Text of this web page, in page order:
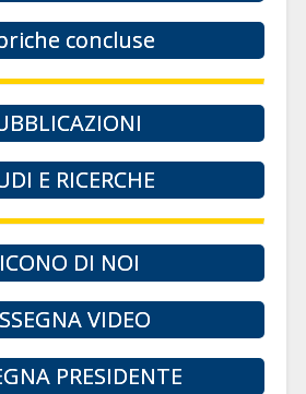
concluse
E RICERCHE
DI NOI
VIDEO
PRESIDENTE